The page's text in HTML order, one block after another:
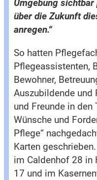
Umgebung
über die Zukunft
anregen.“
So hatten
Pflegeassistenten,
Bewohner,
Auszubildende und
und Freunde in den
Wünsche und
Pflege“
Karten
im Caldenhof 28 in
17 und im